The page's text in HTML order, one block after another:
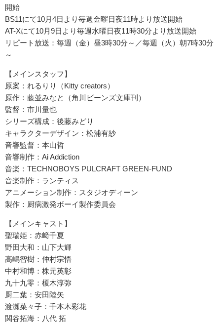
開始
BS11にて10月4日より毎週金曜日夜11時より放送開始
AT-Xにて10月9日より毎週水曜日夜11時30分より放送開始
リピート放送：毎週（金）昼3時30分～／毎週（火）朝7時30分
～
【メインスタッフ】
原案：れるりり（Kitty creators）
原作：藤並みなと（角川ビーンズ文庫刊）
監督：市川量也
シリーズ構成：後藤みどり
キャラクターデザイン：松浦有紗
音響監督：本山哲
音響制作：Ai Addiction
音楽：TECHNOBOYS PULCRAFT GREEN-FUND
音楽制作：ランティス
アニメーション制作：スタジオディーン
製作：厨病激発ボーイ製作委員会
【メインキャスト】
聖瑞姫：赤﨑千夏
野田大和：山下大輝
高嶋智樹：仲村宗悟
中村和博：株元英彰
九十九零：榎木淳弥
厨二葉：安田陸矢
渡瀬菜々子：千本木彩花
関谷拓海：八代 拓